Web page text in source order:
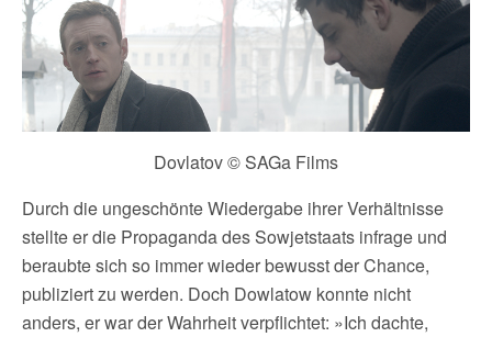
Dovlatov © SAGa Films
Durch die ungeschönte Wiedergabe ihrer Verhältnisse
stellte er die Propaganda des Sowjetstaats infrage und
beraubte sich so immer wieder bewusst der Chance,
publiziert zu werden. Doch Dowlatow konnte nicht
anders, er war der Wahrheit verpflichtet: »Ich dachte,